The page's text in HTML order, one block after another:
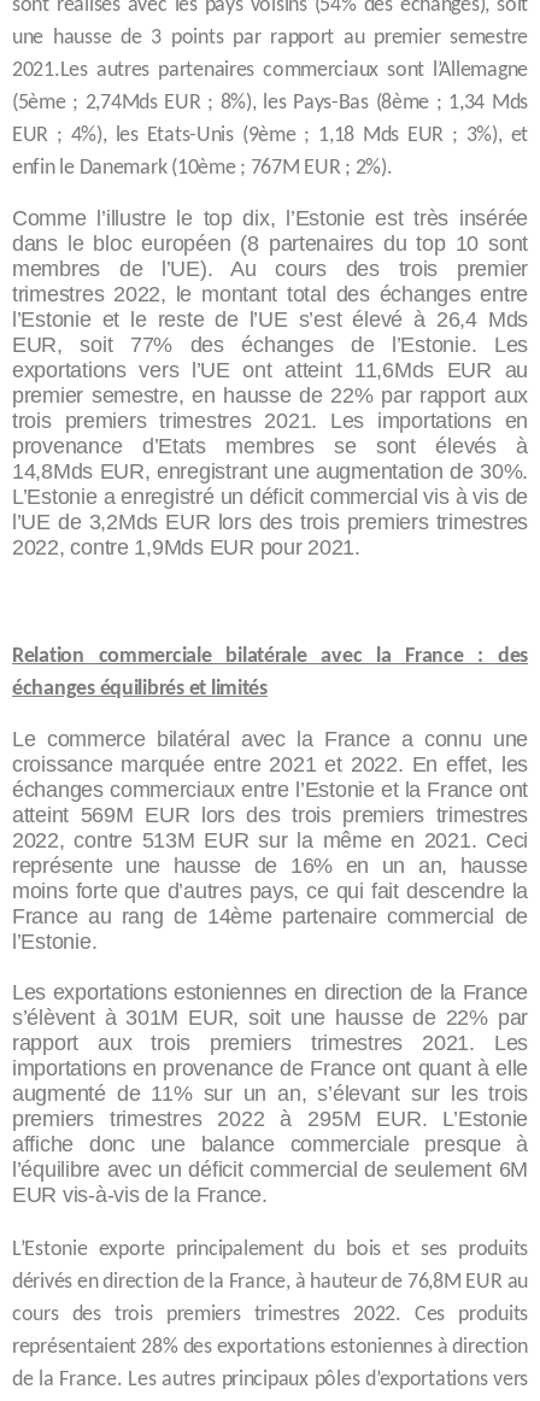
sont réalisés avec les pays voisins (54% des échanges), soit
une hausse de 3 points par rapport au premier semestre
2021.Les autres partenaires commerciaux sont l’Allemagne
(5ème ; 2,74Mds EUR ; 8%), les Pays-Bas (8ème ; 1,34 Mds
EUR ; 4%), les Etats-Unis (9ème ; 1,18 Mds EUR ; 3%), et
enfin le Danemark (10ème ; 767M EUR ; 2%).
Comme l’illustre le top dix, l’Estonie est très insérée
dans le bloc européen (8 partenaires du top 10 sont
membres de l’UE). Au cours des trois premier
trimestres 2022, le montant total des échanges entre
l’Estonie et le reste de l’UE s’est élevé à 26,4 Mds
EUR, soit 77% des échanges de l’Estonie. Les
exportations vers l’UE ont atteint 11,6Mds EUR au
premier semestre, en hausse de 22% par rapport aux
trois premiers trimestres 2021. Les importations en
provenance d’Etats membres se sont élevés à
14,8Mds EUR, enregistrant une augmentation de 30%.
L’Estonie a enregistré un déficit commercial vis à vis de
l’UE de 3,2Mds EUR lors des trois premiers trimestres
2022, contre 1,9Mds EUR pour 2021.
Relation commerciale bilatérale avec la France : des
échanges équilibrés et limités
Le commerce bilatéral avec la France a connu une
croissance marquée entre 2021 et 2022. En effet, les
échanges commerciaux entre l’Estonie et la France ont
atteint 569M EUR lors des trois premiers trimestres
2022, contre 513M EUR sur la même en 2021. Ceci
représente une hausse de 16% en un an, hausse
moins forte que d’autres pays, ce qui fait descendre la
France au rang de 14ème partenaire commercial de
l’Estonie.
Les exportations estoniennes en direction de la France
s’élèvent à 301M EUR, soit une hausse de 22% par
rapport aux trois premiers trimestres 2021. Les
importations en provenance de France ont quant à elle
augmenté de 11% sur un an, s’élevant sur les trois
premiers trimestres 2022 à 295M EUR. L’Estonie
affiche donc une balance commerciale presque à
l’équilibre avec un déficit commercial de seulement 6M
EUR vis-à-vis de la France.
L’Estonie exporte principalement du bois et ses produits
dérivés en direction de la France, à hauteur de 76,8M EUR au
cours des trois premiers trimestres 2022. Ces produits
représentaient 28% des exportations estoniennes à direction
de la France. Les autres principaux pôles d’exportations vers